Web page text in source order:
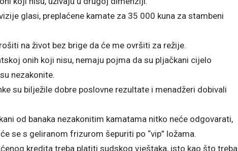
glasi, preplaćene kamate za 35 000 kuna za stambeni
na život bez brige da će me ovršiti za režije.
onih koji nisu, nemaju pojma da su pljačkani cijelo
nezakonite.
su bilježile dobre poslovne rezultate i menadžeri dobivali
od banaka nezakonitim kamatama nitko neće odgovarati,
se s geliranom frizurom šepuriti po “vip” ložama.
kredita treba platiti sudskog vještaka, isto kao što treba